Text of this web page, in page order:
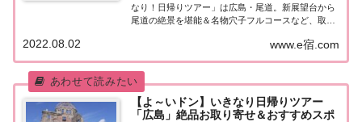
なり！日帰りツアー」は広島・尾道。新展望台から
尾道の絶景を堪能＆名物穴子フルコースなど、取り
アー街行く人にいきなり声をかけ、そのまま日帰り
ツアーにご招待する『たむけんの日帰りツアー』...
www.e宿.com
2022.08.02
【よ～いドン】いきなり日帰りツアー
「広島」絶品お取り寄せ＆おすすめスポ